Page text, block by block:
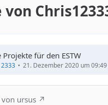
Projekte für den ESTW
21. Dezember 2020 um 09:49
ursus